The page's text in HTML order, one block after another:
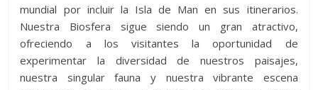
mundial por incluir la Isla de Man en sus itinerarios.
Nuestra Biosfera sigue siendo un gran atractivo,
ofreciendo a los visitantes la oportunidad de
experimentar la diversidad de nuestros paisajes,
nuestra singular fauna y nuestra vibrante escena